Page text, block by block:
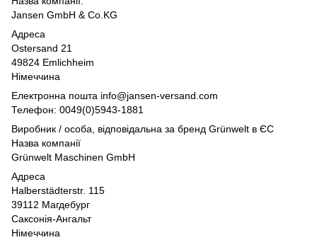
Jansen GmbH & Co.KG
Адреса
Ostersand 21
49824 Emlichheim
Німеччина
Електронна пошта info@jansen-versand.com
Телефон: 0049(0)5943-1881
Виробник / особа, відповідальна за бренд Grünwelt в ЄС
Назва компанії
Grünwelt Maschinen GmbH
Адреса
Halberstädterstr. 115
39112 Магдебург
Саксонія-Ангальт
Німеччина